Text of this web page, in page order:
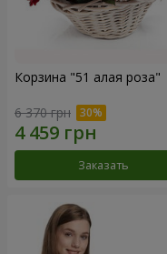
Корзина "51 алая роза"
6 370 грн
Заказать